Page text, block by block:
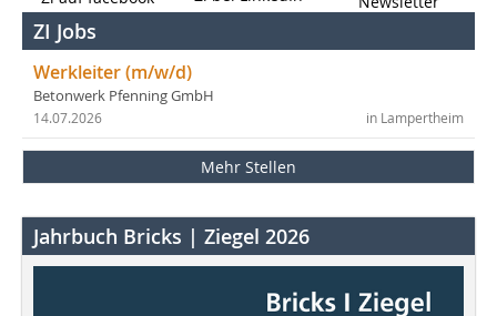
ZI Jobs
Werkleiter (m/w/d)
Betonwerk Pfenning GmbH
in Lampertheim
14.07.2026
Mehr Stellen
Jahrbuch Bricks | Ziegel 2026